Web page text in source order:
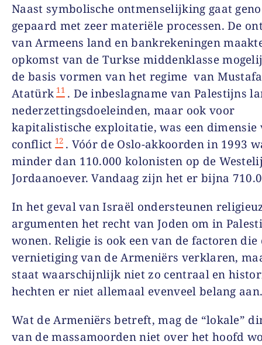
Naast symbolische ontmenselijking gaat
gepaard met zeer materiële processen. De
van Armeens land en bankrekeningen
opkomst van de Turkse middenklasse
de basis vormen van het regime van
Atatürk 11 . De inbeslagname van Palestijns
nederzettingsdoeleinden, maar ook voor
kapitalistische exploitatie, was een dimensie
conflict 12 . Vóór de Oslo-akkoorden in 1993
minder dan 110.000 kolonisten op de
Jordaanoever. Vandaag zijn het er bijna
In het geval van Israël ondersteunen
argumenten het recht van Joden om in
wonen. Religie is ook een van de factoren die
vernietiging van de Armeniërs verklaren,
staat waarschijnlijk niet zo centraal en
hechten er niet allemaal evenveel belang
Wat de Armeniërs betreft, mag de “lokale”
van de massamoorden niet over het hoofd